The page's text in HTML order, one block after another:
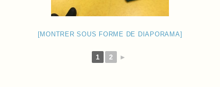
[MONTRER SOUS FORME DE DIAPORAMA]
1 2 ►